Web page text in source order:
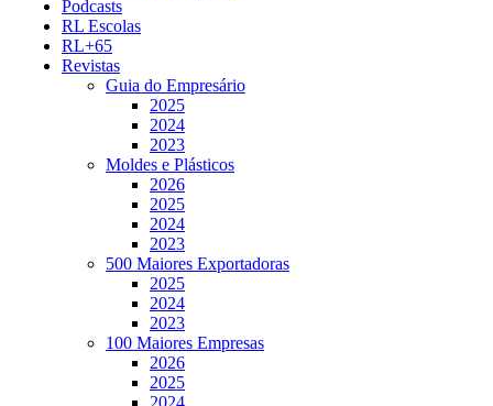
Podcasts
RL Escolas
RL+65
Revistas
Guia do Empresário
2025
2024
2023
Moldes e Plásticos
2026
2025
2024
2023
500 Maiores Exportadoras
2025
2024
2023
100 Maiores Empresas
2026
2025
2024